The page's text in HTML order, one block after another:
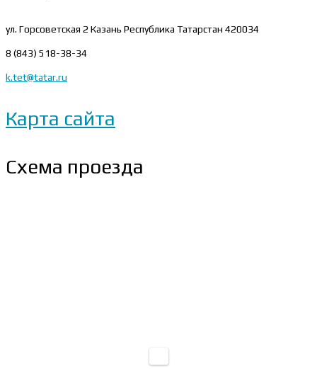
ул. Горсоветская 2 Казань Республика Татарстан 420034
8 (843) 518-38-34
k.tet@tatar.ru
Карта сайта
Схема проезда